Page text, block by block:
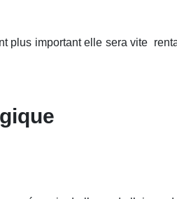
plus important elle sera vite